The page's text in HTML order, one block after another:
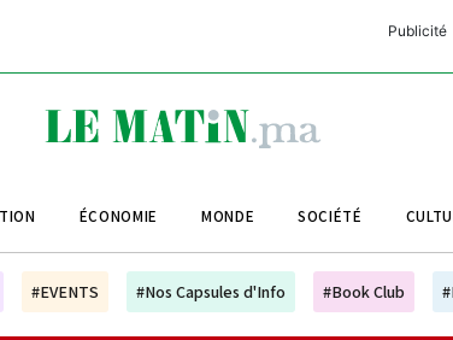
Publicité
ÉCONOMIE MONDE SOCIÉTÉ
#EVENTS #Nos Capsules d'Info #Book Club